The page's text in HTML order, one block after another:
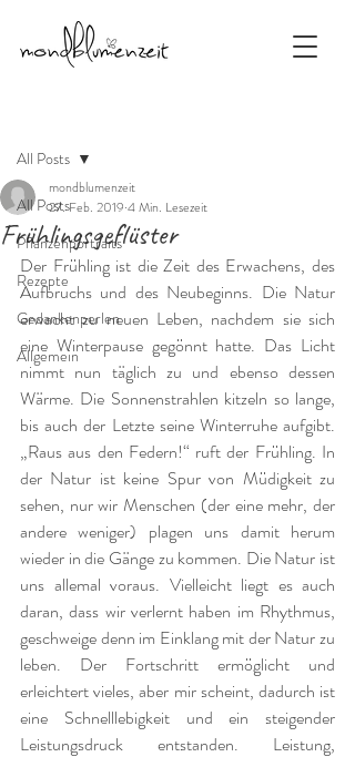
All Posts
Pflanzenportraits
Rezepte
Gedankenperlen
Allgemein
All Posts
Frühlingsgeflüster
mondblumenzeit
27. Feb. 2019 4 Min. Lesezeit
Der Frühling ist die Zeit des Erwachens, des
Aufbruchs und des Neubeginns. Die Natur
erwacht zu neuen Leben, nachdem sie sich
eine Winterpause gegönnt hatte. Das Licht
nimmt nun täglich zu und ebenso dessen
Wärme. Die Sonnenstrahlen kitzeln so lange,
bis auch der Letzte seine Winterruhe aufgibt.
„Raus aus den Federn!“ ruft der Frühling. In
der Natur ist keine Spur von Müdigkeit zu
sehen, nur wir Menschen (der eine mehr, der
andere weniger) plagen uns damit herum
wieder in die Gänge zu kommen. Die Natur ist
uns allemal voraus. Vielleicht liegt es auch
daran, dass wir verlernt haben im Rhythmus,
geschweige denn im Einklang mit der Natur zu
leben. Der Fortschritt ermöglicht und
erleichtert vieles, aber mir scheint, dadurch ist
eine Schnelllebigkeit und ein steigender
Leistungsdruck entstanden. Leistung,